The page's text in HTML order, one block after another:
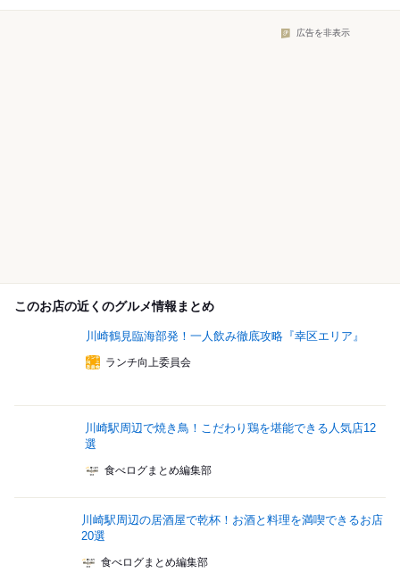
広告を非表示
このお店の近くのグルメ情報まとめ
川崎鶴見臨海部発！一人飲み徹底攻略『幸区エリア』
ランチ向上委員会
川崎駅周辺で焼き鳥！こだわり鶏を堪能できる人気店12
選
食べログまとめ編集部
川崎駅周辺の居酒屋で乾杯！お酒と料理を満喫できるお店
20選
食べログまとめ編集部